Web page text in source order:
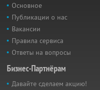
Основное
Публикации о нас
Вакансии
Правила сервиса
Ответы на вопросы
Бизнес-Партнёрам
Давайте сделаем акцию!